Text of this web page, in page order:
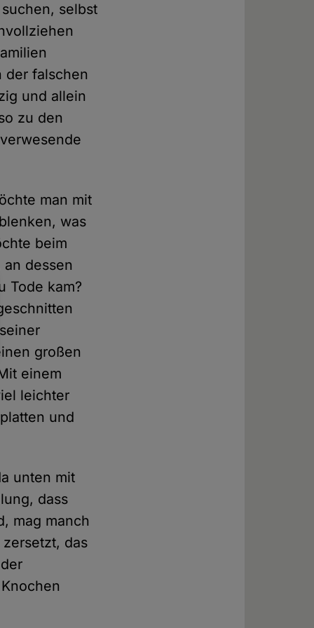
selbst
der falschen
und allein
zu den
man mit
was
beim
dessen
Tode kam?
großen
einem
leichter
und
unten mit
dass
mag manch
das